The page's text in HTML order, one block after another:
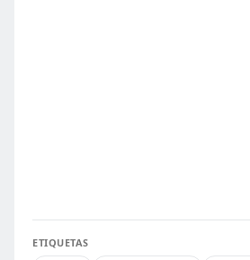
ETIQUETAS